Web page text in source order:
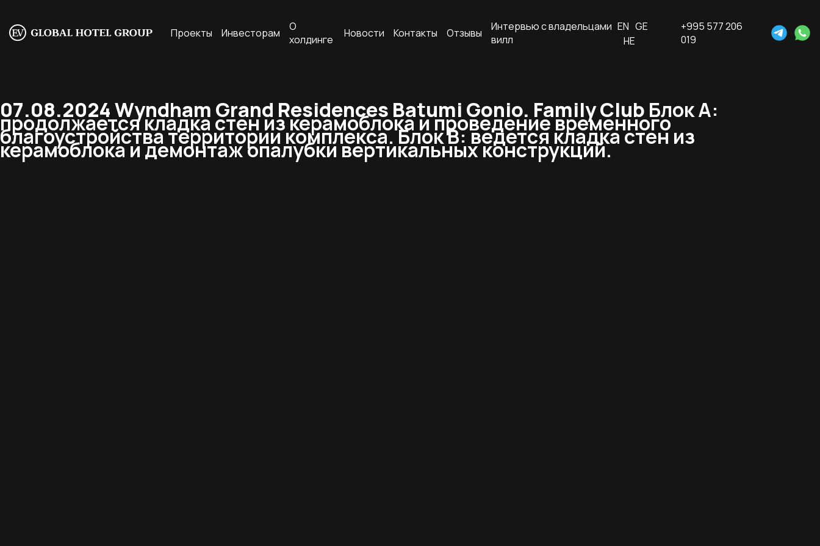
Проекты Инвесторам
О
холдинге
Новости Контакты Отзывы
Интервью с владельцами
вилл
EN GE
HE
+995 577 206
019
07.08.2024 Wyndham Grand Residences Batumi Gonio. Family Club Блок А:
продолжается кладка стен из керамоблока и проведение временного
благоустройства территории комплекса. Блок В: ведется кладка стен из
керамоблока и демонтаж опалубки вертикальных конструкций.